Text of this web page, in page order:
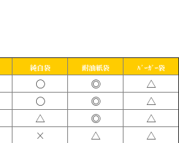
純白袋 耐油紙袋 ﾊﾞｰｶﾞｰ袋
〇 ◎ △
〇 ◎ △
△ ◎ △
× △ △